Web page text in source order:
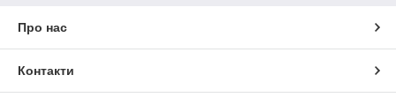
Про нас
Контакти